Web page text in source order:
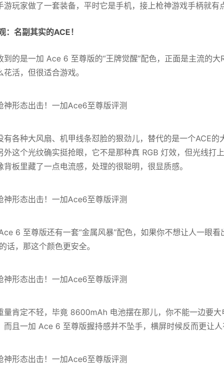
游玩家做了一套装备，平时它是手机，接上枪神游戏手柄就有
：名副其实的ACE！
到的是一加 Ace 6 至尊版的“王牌觉醒”配色，正面是主流的大
花活，但很适合游戏。
有各种大风扇、机甲线条怼脸的狠劲儿，替代的是一个ACE
外这个光纹确实挺抢眼，它不是那种真 RGB 灯效，但光线打
背板里藏了一点电流感，处理的很聪明，很显质感。
6 至尊版还有一套“金属风暴”配色，如果你不想让人一眼看
话，那这个颜色更安全。
量肯定不轻，毕竟 8600mAh 电池摆在那儿，你不能一边要
而且一加 Ace 6 至尊版握持感并不坠手，横屏时候反而更让人